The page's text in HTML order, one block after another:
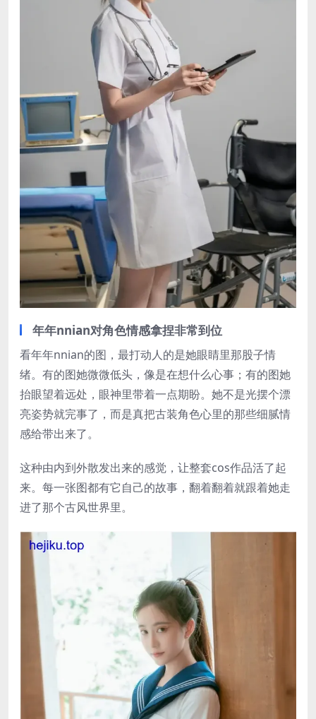
年年nnian对角色情感拿捏非常到位
看年年nnian的图，最打动人的是她眼睛里那股子情
绪。有的图她微微低头，像是在想什么心事；有的图她
抬眼望着远处，眼神里带着一点期盼。她不是光摆个漂
亮姿势就完事了，而是真把古装角色心里的那些细腻情
感给带出来了。
这种由内到外散发出来的感觉，让整套cos作品活了起
来。每一张图都有它自己的故事，翻着翻着就跟着她走
进了那个古风世界里。